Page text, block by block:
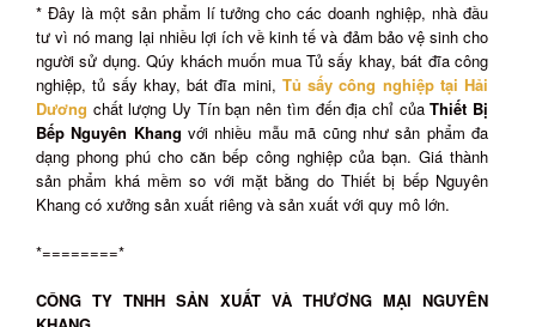
* Đây là một sản phẩm lí tưởng cho các doanh nghiệp, nhà đầu
tư vì nó mang lại nhiều lợi ích về kinh tế và đảm bảo vệ sinh cho
người sử dụng. Qúy khách muốn mua Tủ sấy khay, bát đĩa công
nghiệp, tủ sấy khay, bát đĩa mini, Tủ sấy công nghiệp tại Hải
Dương chất lượng Uy Tín bạn nên tìm đến địa chỉ củaThiết Bị
Bếp Nguyên Khangvới nhiều mẫu mã cũng như sản phẩm đa
dạng phong phú cho căn bếp công nghiệp của bạn. Giá thành
sản phẩm khá mềm so với mặt bằng do Thiết bị bếp Nguyên
Khang có xưởng sản xuất riêng và sản xuất với quy mô lớn.
*========*
CÔNG TY TNHH SẢN XUẤT VÀ THƯƠNG MẠI NGUYÊN